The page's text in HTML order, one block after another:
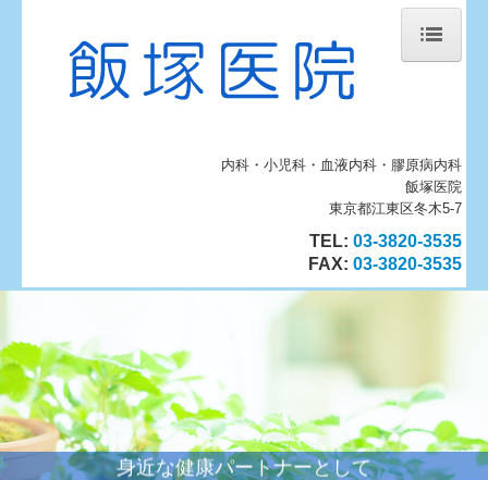
ホーム
地図、交通案内
インフルエンザワクチン
内科・小児科・血液内科・膠原病内科
飯塚医院
東京都江東区冬木5-7
TEL: 03-3820-3535
FAX: 03-3820-3535
身近な健康パートナーとして